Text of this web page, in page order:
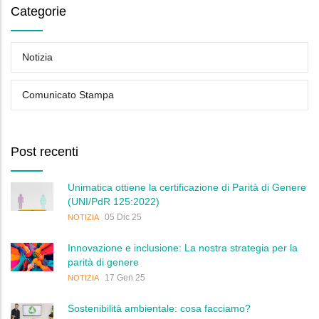
Categorie
Notizia
Comunicato Stampa
Post recenti
Unimatica ottiene la certificazione di Parità di Genere
(UNI/PdR 125:2022)
NOTIZIA 05 Dic 25
Innovazione e inclusione: La nostra strategia per la
parità di genere
NOTIZIA 17 Gen 25
Sostenibilità ambientale: cosa facciamo?